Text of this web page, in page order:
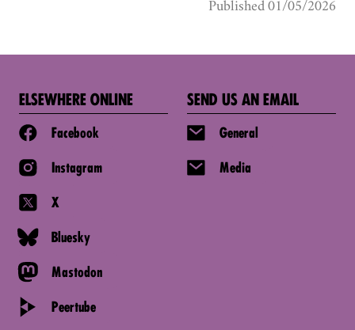
Published 01/05/2026
ELSEWHERE ONLINE
Facebook
Instagram
X
Bluesky
Mastodon
Peertube
SEND US AN EMAIL
General
Media